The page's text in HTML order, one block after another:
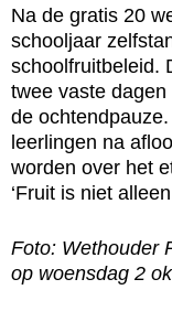
Na de gratis 20
schooljaar
schoolfruitbeleid.
twee vaste
de
leerlingen na
worden over het
‘Fruit is niet
Foto: Wethouder
op woensdag 2